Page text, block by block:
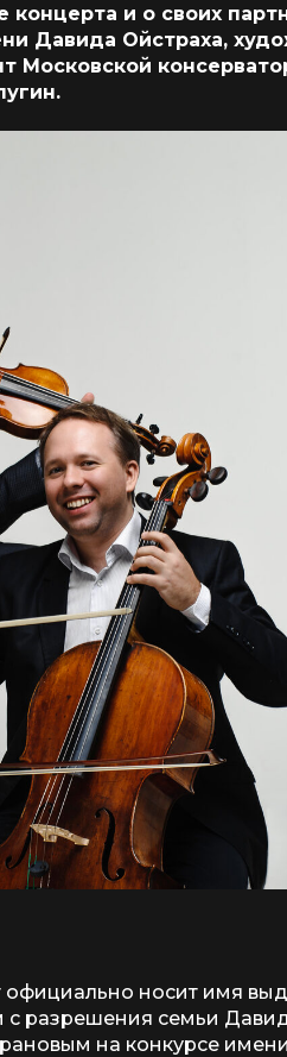
и о своих
Давида Ойстраха,
Московской
официально носит имя
разрешения семьи
на конкурсе